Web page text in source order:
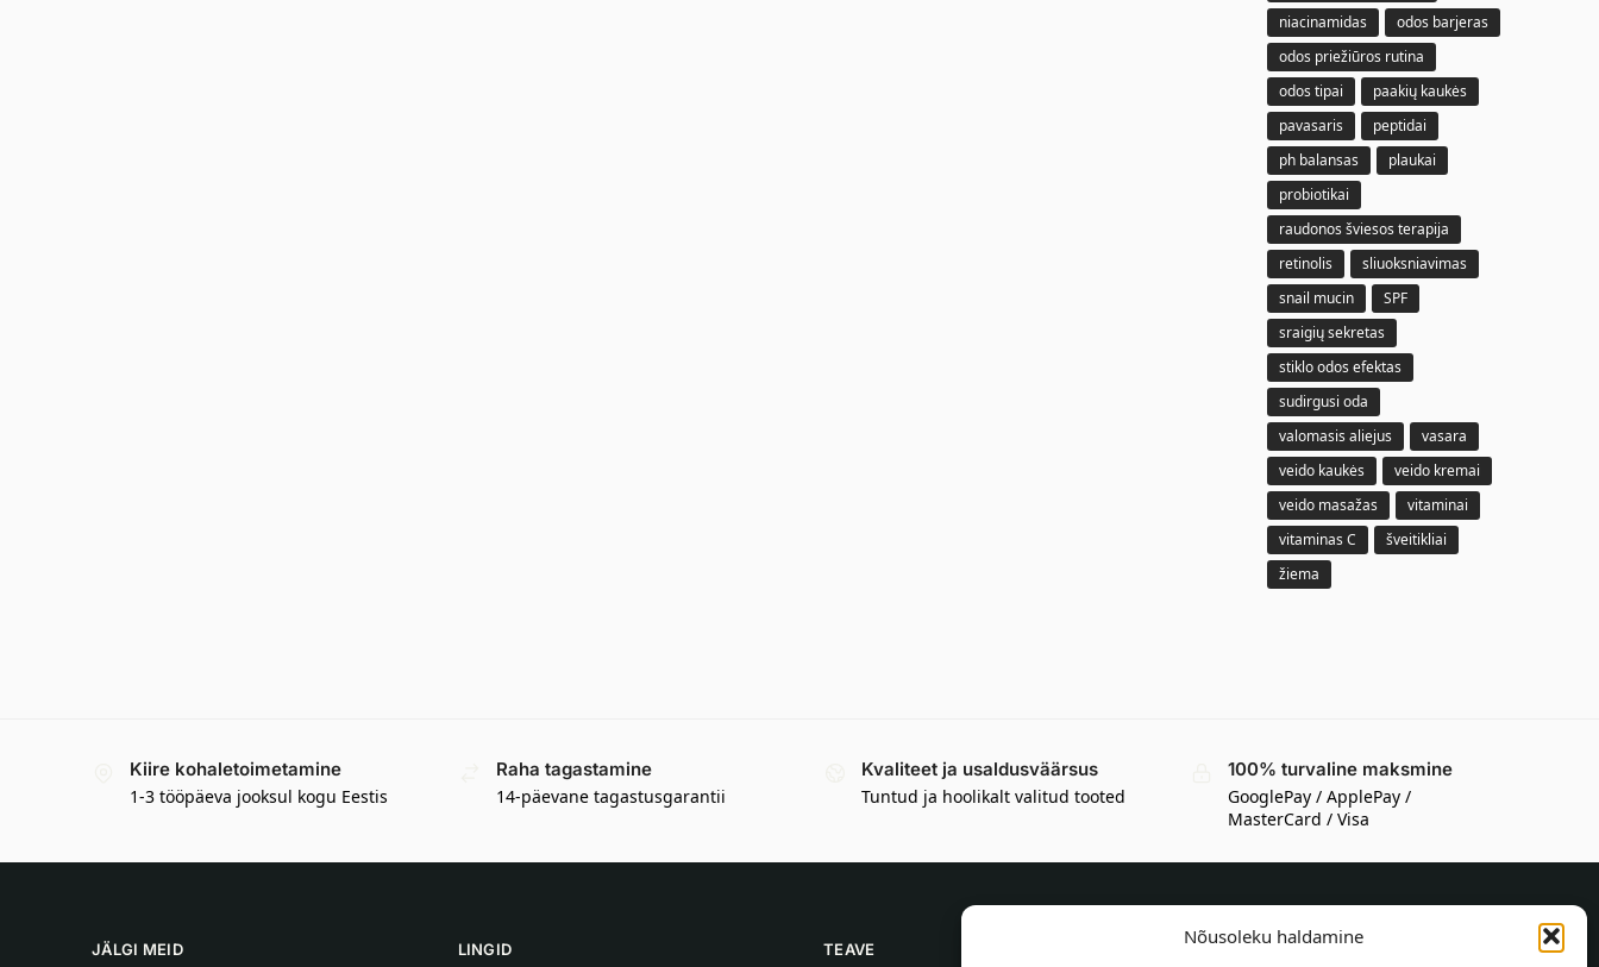
Nõusoleku haldamine
niacinamidas
odos barjeras
odos priežiūros rutina
odos tipai
paakių kaukės
pavasaris
peptidai
ph balansas
plaukai
probiotikai
raudonos šviesos terapija
retinolis
sliuoksniavimas
snail mucin
SPF
sraigių sekretas
stiklo odos efektas
sudirgusi oda
valomasis aliejus
vasara
veido kaukės
veido kremai
veido masažas
vitaminai
vitaminas C
šveitikliai
žiema
Kiire kohaletoimetamine
1-3 tööpäeva jooksul kogu Eestis
Raha tagastamine
14-päevane tagastusgarantii
Kvaliteet ja usaldusväärsus
Tuntud ja hoolikalt valitud tooted
100% turvaline maksmine
GooglePay / ApplePay /
MasterCard / Visa
JÄLGI MEID LINGID TEAVE TEAVE OSTJALE